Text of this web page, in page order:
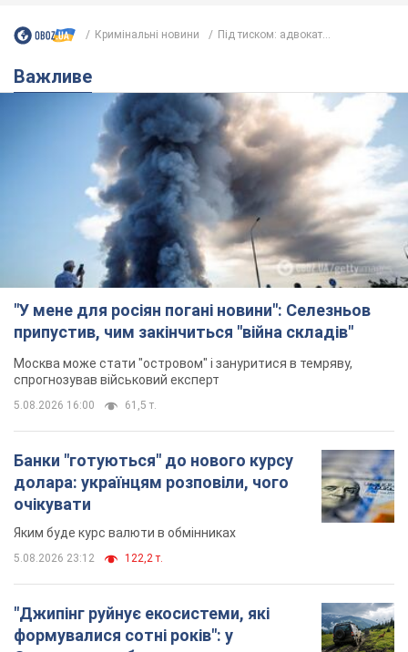
Кримінальні новини Під тиском: адвокат...
Важливе
"У мене для росіян погані новини": Селезньов
припустив, чим закінчиться "війна складів"
Москва може стати "островом" і зануритися в темряву,
спрогнозував військовий експерт
5.08.2026 16:00 61,5 т.
Банки "готуються" до нового курсу
долара: українцям розповіли, чого
очікувати
Яким буде курс валюти в обмінниках
5.08.2026 23:12 122,2 т.
"Джипінг руйнує екосистеми, які
формувалися сотні років": у